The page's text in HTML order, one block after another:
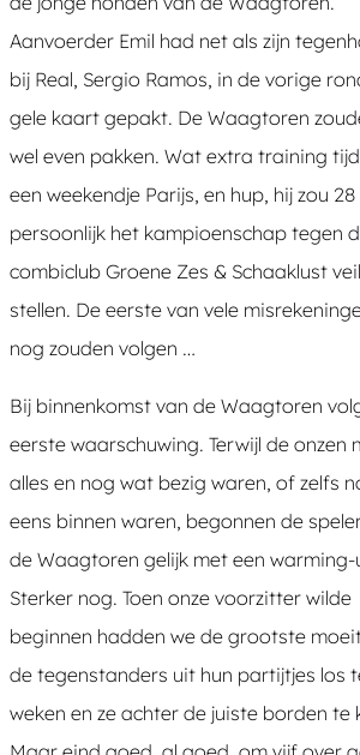
Aanvoerder Emil had net als zijn
bij Real, Sergio Ramos, in de vorige
gele kaart gepakt. De Waagtoren
wel even pakken. Wat extra training
een weekendje Parijs, en hup, hij zou
persoonlijk het kampioenschap tegen
combiclub Groene Zes & Schaaklust
stellen. De eerste van vele
nog zouden volgen …
Bij binnenkomst van de Waagtoren
eerste waarschuwing. Terwijl de onzen
alles en nog wat bezig waren, of zelfs
eens binnen waren, begonnen de
de Waagtoren gelijk met een warming-
Sterker nog. Toen onze voorzitter wilde
beginnen hadden we de grootste
de tegenstanders uit hun partijtjes los
weken en ze achter de juiste borden te